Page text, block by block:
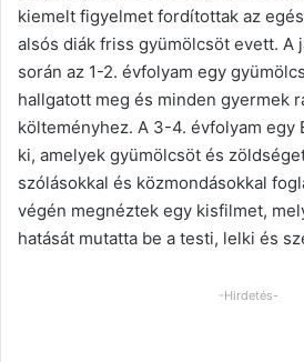
kiemelt figyelmet fordítottak az
alsós diák friss gyümölcsöt evett. A
során az 1-2. évfolyam egy
hallgatott meg és minden gyermek
költeményhez. A 3-4. évfolyam
ki, amelyek gyümölcsöt és
szólásokkal és közmondásokkal
végén megnéztek egy kisfilmet,
hatását mutatta be a testi, lelki és
-Hirdetés-